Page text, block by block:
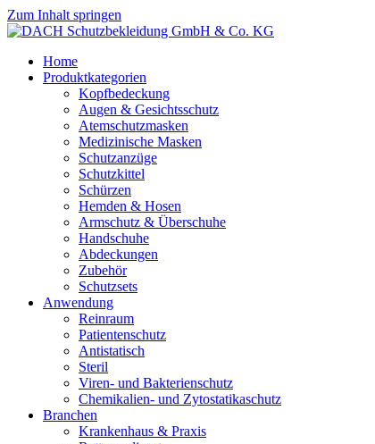
Zum Inhalt springen
Home
Produktkategorien
Kopfbedeckung
Augen & Gesichtsschutz
Atemschutzmasken
Medizinische Masken
Schutzanzüge
Schutzkittel
Schürzen
Hemden & Hosen
Armschutz & Überschuhe
Handschuhe
Abdeckungen
Zubehör
Schutzsets
Anwendung
Reinraum
Patientenschutz
Antistatisch
Steril
Viren- und Bakterienschutz
Chemikalien- und Zytostatikaschutz
Branchen
Krankenhaus & Praxis